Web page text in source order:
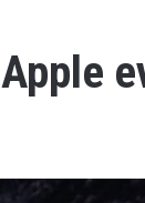
Apple